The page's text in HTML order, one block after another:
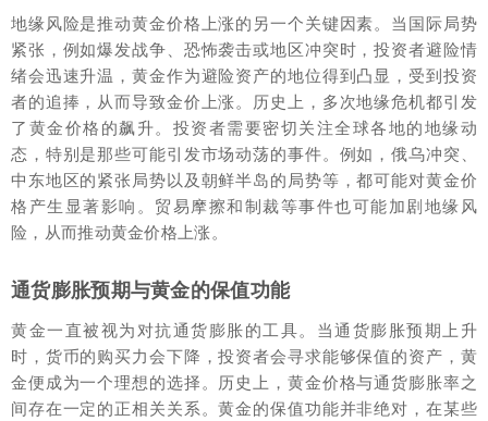
地缘风险是推动黄金价格上涨的另一个关键因素。当国际局势
紧张，例如爆发战争、恐怖袭击或地区冲突时，投资者避险情
绪会迅速升温，黄金作为避险资产的地位得到凸显，受到投资
者的追捧，从而导致金价上涨。历史上，多次地缘危机都引发
了黄金价格的飙升。投资者需要密切关注全球各地的地缘动
态，特别是那些可能引发市场动荡的事件。例如，俄乌冲突、
中东地区的紧张局势以及朝鲜半岛的局势等，都可能对黄金价
格产生显著影响。贸易摩擦和制裁等事件也可能加剧地缘风
险，从而推动黄金价格上涨。
通货膨胀预期与黄金的保值功能
黄金一直被视为对抗通货膨胀的工具。当通货膨胀预期上升
时，货币的购买力会下降，投资者会寻求能够保值的资产，黄
金便成为一个理想的选择。历史上，黄金价格与通货膨胀率之
间存在一定的正相关关系。黄金的保值功能并非绝对，在某些